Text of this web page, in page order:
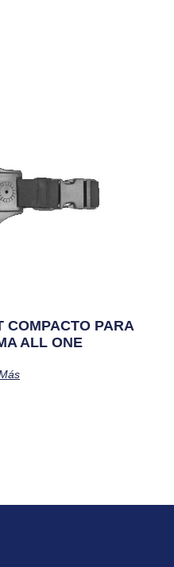
COMPACTO PARA
ALL ONE